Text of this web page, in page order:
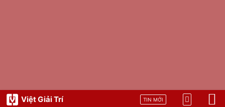
Việt Giải Trí TIN MỚI